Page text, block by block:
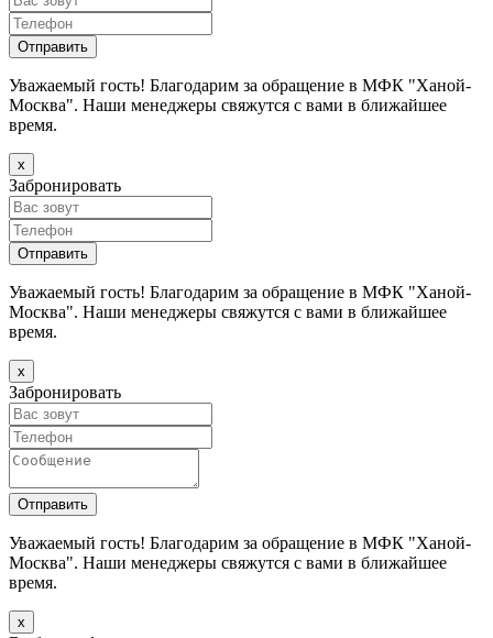
Уважаемый гость! Благодарим за обращение в МФК "Ханой-
Москва". Наши менеджеры свяжутся с вами в ближайшее
время.
х
Забронировать
Уважаемый гость! Благодарим за обращение в МФК "Ханой-
Москва". Наши менеджеры свяжутся с вами в ближайшее
время.
х
Забронировать
Уважаемый гость! Благодарим за обращение в МФК "Ханой-
Москва". Наши менеджеры свяжутся с вами в ближайшее
время.
х